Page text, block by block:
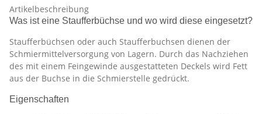
Artikelbeschreibung
Was ist eine Staufferbüchse und wo wird diese eingesetzt?
Staufferbüchsen oder auch Staufferbuchsen dienen der
Schmiermittelversorgung von Lagern. Durch das Nachziehen
des mit einem Feingewinde ausgestatteten Deckels wird Fett
aus der Buchse in die Schmierstelle gedrückt.
Eigenschaften